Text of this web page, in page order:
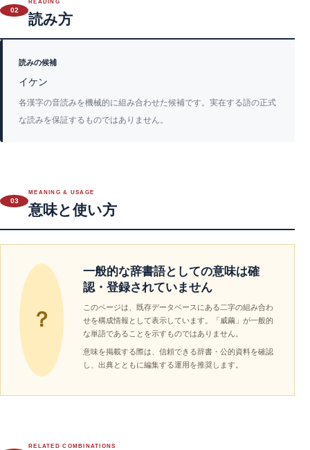
02
READING
読み方
読みの候補
イケン
各漢字の音読みを機械的に組み合わせた候補です。実在する語の正式
な読みを保証するものではありません。
03
MEANING & USAGE
意味と使い方
？
一般的な辞書語としての意味は確
認・登録されていません
このページは、既存データベースにある二字の組み合わ
せを構成情報として表示しています。「威繭」が一般的
な単語であることを示すものではありません。
意味を掲載する際は、信頼できる辞書・公的資料を確認
し、出典とともに編集する運用を推奨します。
RELATED COMBINATIONS